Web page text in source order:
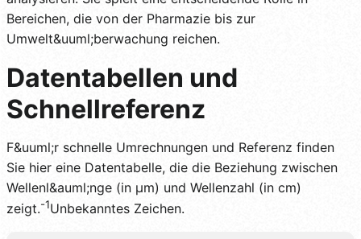
Bereichen, die von der Pharmazie bis zur
Umwelt&uuml;berwachung reichen.
Datentabellen und
Schnellreferenz
F&uuml;r schnelle Umrechnungen und Referenz finden
Sie hier eine Datentabelle, die die Beziehung zwischen
Wellenl&auml;nge (in µm) und Wellenzahl (in cm)
zeigt.-1Unbekanntes Zeichen.